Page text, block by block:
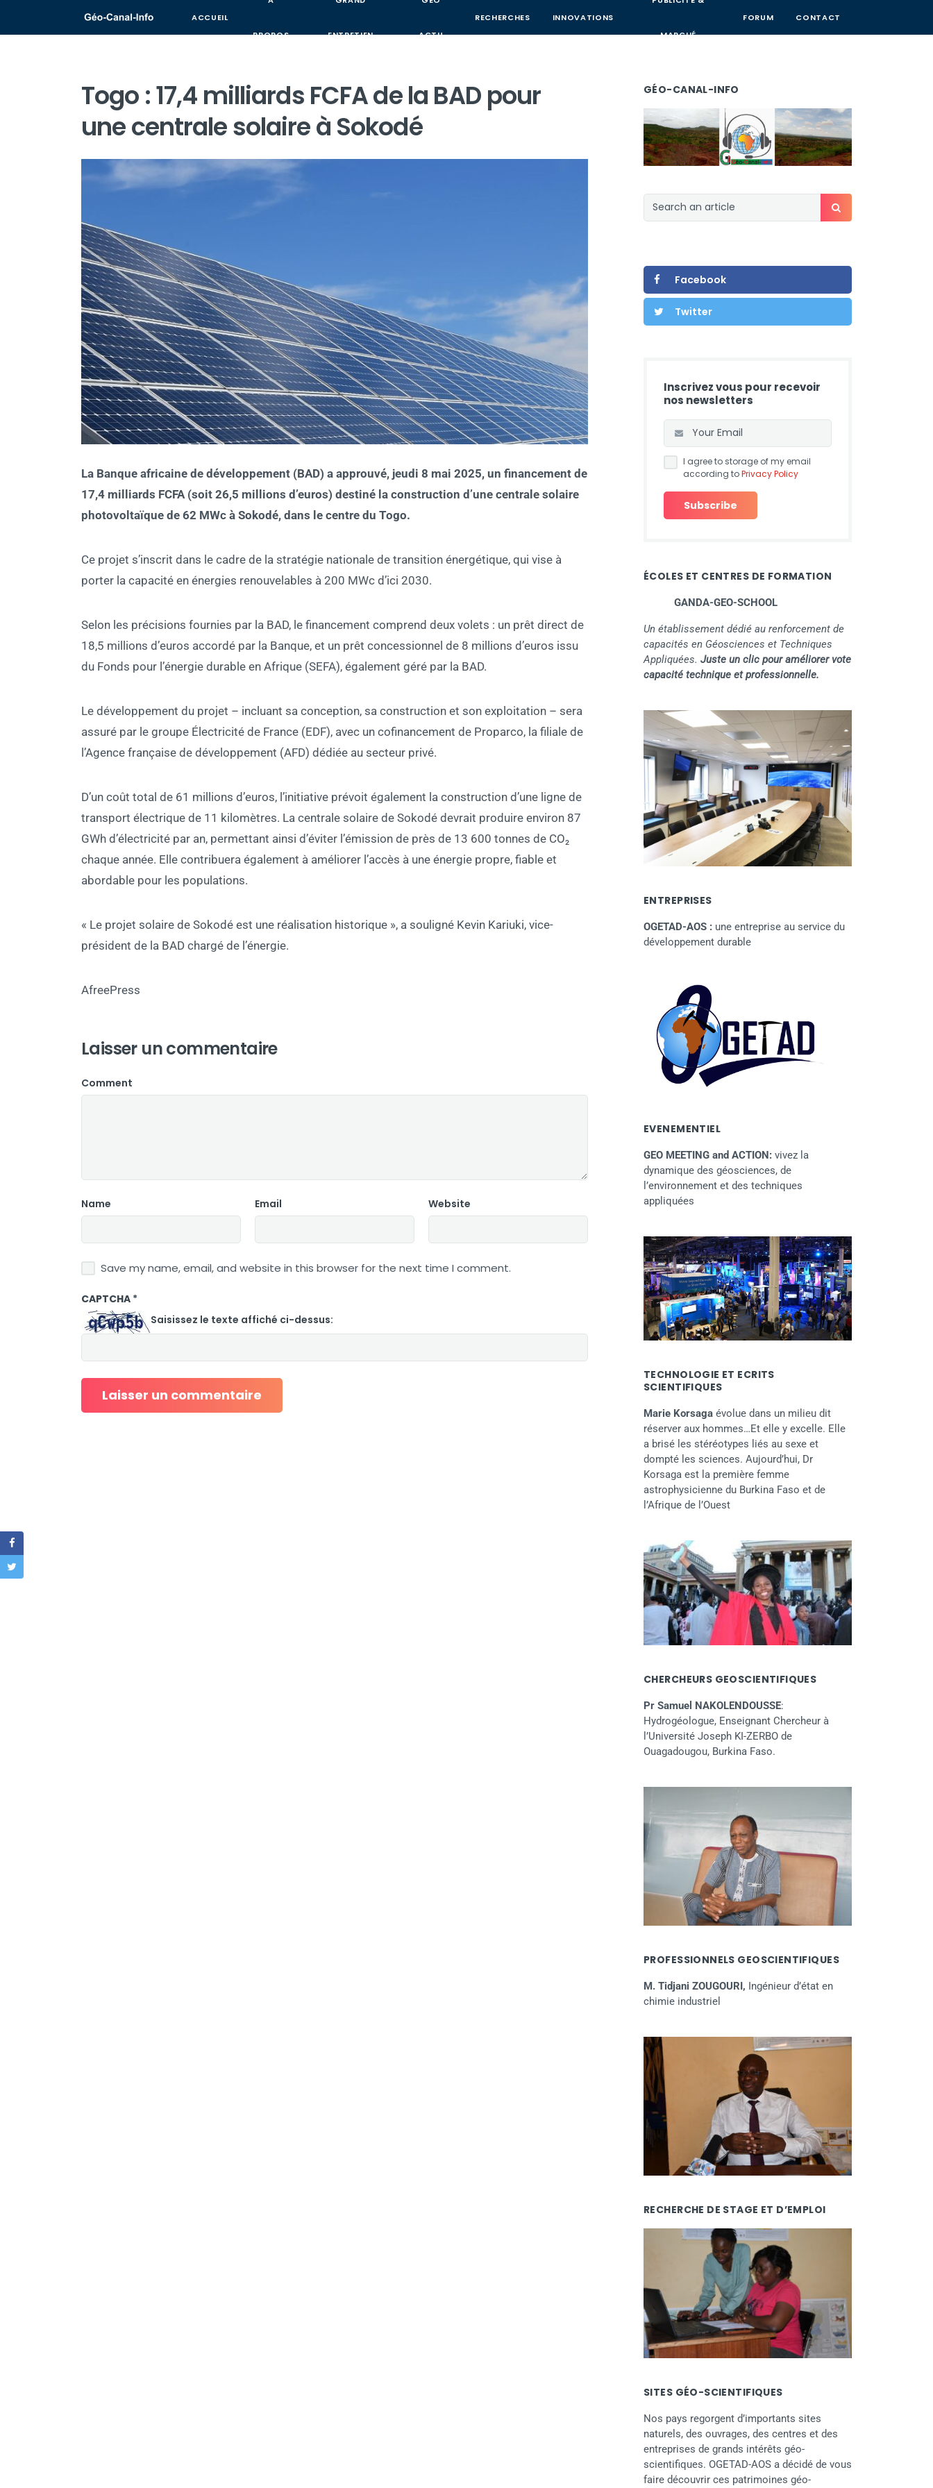
ACCUEIL
PROPOS ENTRETIEN ACTU
RECHERCHES INNOVATIONS
MARCHÉ
FORUM CONTACT
Togo : 17,4 milliards FCFA de la BAD pour
une centrale solaire à Sokodé
La Banque africaine de développement (BAD) a approuvé, jeudi 8 mai 2025, un financement de
17,4 milliards FCFA (soit 26,5 millions d’euros) destiné la construction d’une centrale solaire
photovoltaïque de 62 MWc à Sokodé, dans le centre du Togo.
Ce projet s’inscrit dans le cadre de la stratégie nationale de transition énergétique, qui vise à
porter la capacité en énergies renouvelables à 200 MWc d’ici 2030.
Selon les précisions fournies par la BAD, le financement comprend deux volets : un prêt direct de
18,5 millions d’euros accordé par la Banque, et un prêt concessionnel de 8 millions d’euros issu
du Fonds pour l’énergie durable en Afrique (SEFA), également géré par la BAD.
Le développement du projet – incluant sa conception, sa construction et son exploitation – sera
assuré par le groupe Électricité de France (EDF), avec un cofinancement de Proparco, la filiale de
l’Agence française de développement (AFD) dédiée au secteur privé.
D’un coût total de 61 millions d’euros, l’initiative prévoit également la construction d’une ligne de
transport électrique de 11 kilomètres. La centrale solaire de Sokodé devrait produire environ 87
GWh d’électricité par an, permettant ainsi d’éviter l’émission de près de 13 600 tonnes de CO₂
chaque année. Elle contribuera également à améliorer l’accès à une énergie propre, fiable et
abordable pour les populations.
« Le projet solaire de Sokodé est une réalisation historique », a souligné Kevin Kariuki, vice-
président de la BAD chargé de l’énergie.
AfreePress
Laisser un commentaire
Comment
Name Email Website
Save my name, email, and website in this browser for the next time I comment.
CAPTCHA *
Saisissez le texte affiché ci-dessus:
GÉO-CANAL-INFO
Facebook
Twitter
Inscrivez vous pour recevoir
nos newsletters
I agree to storage of my email
according toPrivacy Policy
ÉCOLES ET CENTRES DE FORMATION
GANDA-GEO-SCHOOL
Un établissement dédié au renforcement de
capacités en Géosciences et Techniques
Appliquées. Juste un clic pour améliorer vote
capacité technique et professionnelle.
ENTREPRISES
OGETAD-AOS : une entreprise au service du
développement durable
EVENEMENTIEL
GEO MEETING and ACTION: vivez la
dynamique des géosciences, de
l’environnement et des techniques
appliquées
TECHNOLOGIE ET ECRITS
SCIENTIFIQUES
Marie Korsaga évolue dans un milieu dit
réserver aux hommes…Et elle y excelle. Elle
a brisé les stéréotypes liés au sexe et
dompté les sciences. Aujourd’hui, Dr
Korsaga est la première femme
astrophysicienne du Burkina Faso et de
l’Afrique de l’Ouest
CHERCHEURS GEOSCIENTIFIQUES
Pr Samuel NAKOLENDOUSSE:
Hydrogéologue, Enseignant Chercheur à
l’Université Joseph KI-ZERBO de
Ouagadougou, Burkina Faso.
PROFESSIONNELS GEOSCIENTIFIQUES
M. Tidjani ZOUGOURI, Ingénieur d’état en
chimie industriel
RECHERCHE DE STAGE ET D’EMPLOI
SITES GÉO-SCIENTIFIQUES
Nos pays regorgent d’importants sites
naturels, des ouvrages, des centres et des
entreprises de grands intérêts géo-
scientifiques. OGETAD-AOS a décidé de vous
faire découvrir ces patrimoines géo-